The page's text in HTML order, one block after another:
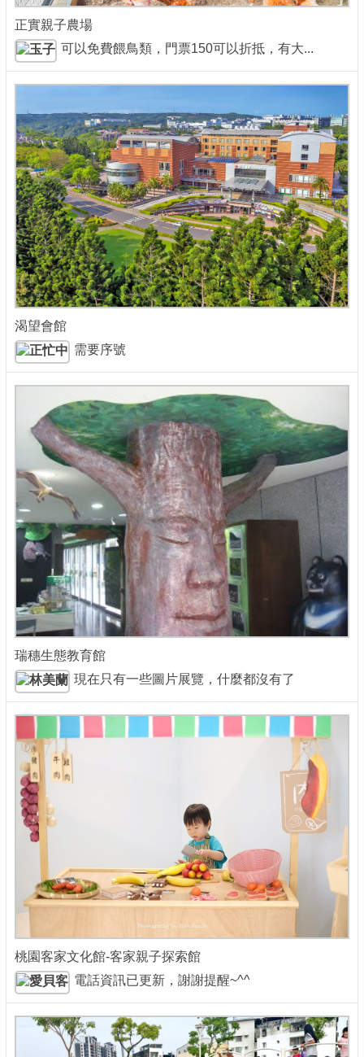
正實親子農場
可以免費餵鳥類，門票150可以折抵，有大...
渴望會館
需要序號
瑞穗生態教育館
現在只有一些圖片展覽，什麼都沒有了
桃園客家文化館-客家親子探索館
電話資訊已更新，謝謝提醒~^^